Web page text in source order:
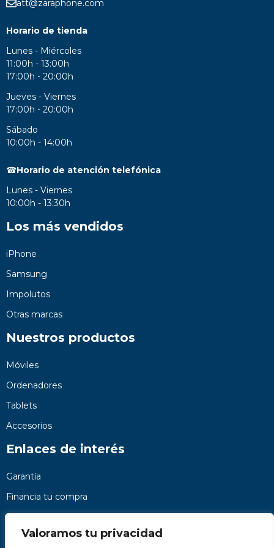
Valoramos tu privacidad
att@zaraphone.com
Horario de tienda
Lunes - Miércoles
11:00h - 13:00h
17:00h - 20:00h
Jueves - Viernes
17:00h - 20:00h
Sábado
10:00h - 14:00h
☎Horario de atención telefónica
Lunes - Viernes
10:00h - 13:30h
Los más vendidos
iPhone
Samsung
Impolutos
Otras marcas
Nuestros productos
Móviles
Ordenadores
Tablets
Accesorios
Enlaces de interés
Garantía
Financia tu compra
Preguntas frecuentes
Nosotros